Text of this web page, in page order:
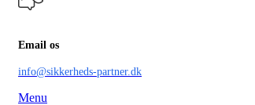
Email os
info@sikkerheds-partner.dk
Menu